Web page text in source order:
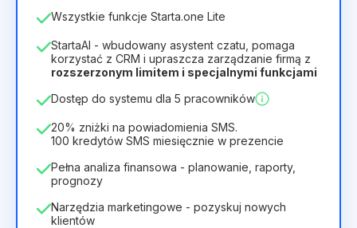
Liczba pracowników
Czas trwania licencji
12 Months(zniżka -25%) Opłacalny
40zł28zł miesiąc
336zł za 12 Months
Wszystkie funkcje Starta.one Lite
StartaAI - wbudowany asystent czatu, pomaga
korzystać z CRM i upraszcza zarządzanie firmą z
rozszerzonym limitem i specjalnymi funkcjami
Dostęp do systemu dla 5 pracowników
20% zniżki na powiadomienia SMS.
100 kredytów SMS miesięcznie w prezencie
Pełna analiza finansowa - planowanie, raporty,
prognozy
Narzędzia marketingowe - pozyskuj nowych
klientów